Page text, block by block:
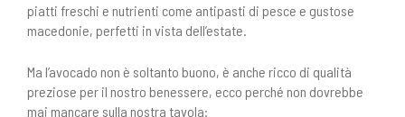
piatti freschi e nutrienti come antipasti di pesce e gustose
macedonie, perfetti in vista dell’estate.
Ma l’avocado non è soltanto buono, è anche ricco di qualità
preziose per il nostro benessere, ecco perché non dovrebbe
mai mancare sulla nostra tavola: